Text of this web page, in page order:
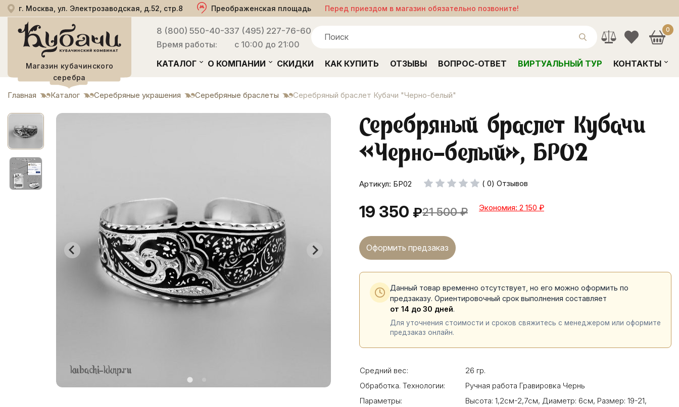
г. Москва, ул. Электрозаводская, д.52, стр.8 Преображенская площадь Перед приездом в магазин обязательно позвоните!
Магазин кубачинского
серебра
8 (800) 550-40-33
Время работы:
7 (495) 227-76-60
с 10:00 до 21:00
0
КАТАЛОГ О КОМПАНИИ СКИДКИ КАК КУПИТЬ ОТЗЫВЫ ВОПРОС-ОТВЕТ ВИРТУАЛЬНЫЙ ТУР КОНТАКТЫ
Главная Каталог Серебряные украшения Серебряные браслеты Серебряный браслет Кубачи "Черно-белый"
Серебряный браслет Кубачи
«Черно-белый», БР02
Артикул: БР02 ( 0) Отзывов
19 350 ₽21 500 ₽ Экономия: 2 150 ₽
Оформить предзаказ
Данный товар временно отсутствует, но его можно оформить по
предзаказу. Ориентировочный срок выполнения составляет
от 14 до 30 дней.
Для уточнения стоимости и сроков свяжитесь с менеджером или оформите
предзаказ онлайн.
Средний вес:
26 гр.
Обработка. Технологии:
Ручная работа Гравировка Чернь
Параметры:
Высота: 1,2см-2,7см, Диаметр: 6см, Размер: 19-21,